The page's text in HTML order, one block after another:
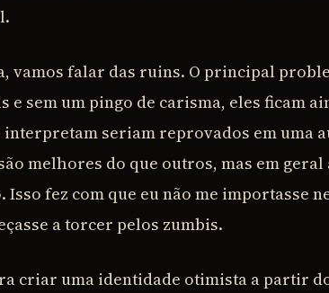
vamos falar das ruins. O principal
sem um pingo de carisma, eles ficam
seriam reprovados em uma
melhores do que outros, mas em geral
fez com que eu não me importasse
a torcer pelos zumbis.
criar uma identidade otimista a partir